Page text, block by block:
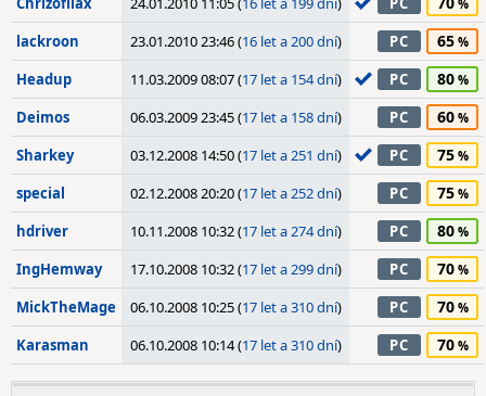
lackroon 23.01.2010 23:46 (16 let a 200 dní) PC 65
Headup 11.03.2009 08:07 (17 let a 154 dní) PC 80
Deimos 06.03.2009 23:45 (17 let a 158 dní) PC 60
Sharkey 03.12.2008 14:50 (17 let a 251 dní) PC 75
special 02.12.2008 20:20 (17 let a 252 dní) PC 75
hdriver 10.11.2008 10:32 (17 let a 274 dní) PC 80
IngHemway 17.10.2008 10:32 (17 let a 299 dní) PC 70
MickTheMage 06.10.2008 10:25 (17 let a 310 dní) PC 70
Karasman 06.10.2008 10:14 (17 let a 310 dní) PC 70